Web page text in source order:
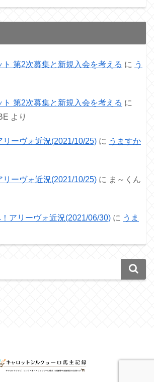
第2次募集と新規入会を考える に う
第2次募集と新規入会を考える に
より
リーヴォ近況(2021/10/25) に うますか
リーヴォ近況(2021/10/25) に ま～くん
アリーヴォ近況(2021/06/30) に うま